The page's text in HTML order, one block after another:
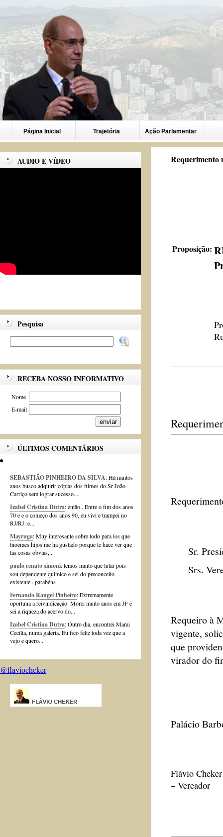
Página Inicial Trajetória Ação Parlamentar
AUDIO E VÍDEO
Pesquisa
RECEBA NOSSO INFORMATIVO
Nome
E-mail
ÚLTIMOS COMENTÁRIOS
SEBASTIÃO PINHEIRO DA SILVA: Há muitos
anos busco adquirir cópias dos filmes do Sr João
Carriço sem lograr sucesso....
Izabel Cristina Dutra: então.. Entre o fim dos anos
70 e e o começo dos anos 90, eu vivi e trampei no
RJ/RJ. e...
Mayruga: Muy interesante sobre todo para los que
tnoemes hijos me ha gustado porque te hace ver que
las cosas obvias,...
paulo renato simoni: temos muito que lutar pois
sou dependente quimico e sei do preconceito
existente . parabéns .
Fernando Rangel Pinheiro: Extremamente
oportuna a reivindicação. Morei muito anos em JF e
sei a riqueza do acervo do...
Izabel Cristina Dutra: Outro dia, encontrei Marai
Cecília, numa galeria. Eu fico feliz toda vez que a
vejo e quero...
@flaviocheker
Requerimento
Proposição:
Sr.
Srs.
Requeiro à
vigente,
que
virador do
Palácio
Flávio Cheker
– Vereador